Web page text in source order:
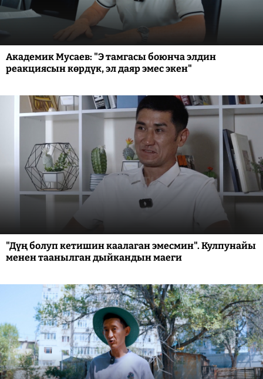
Академик Мусаев: "Э тамгасы боюнча элдин
реакциясын көрдүк, эл даяр эмес экен"
"Дүң болуп кетишин каалаган эмесмин". Кулпунайы
менен таанылган дыйкандын маеги